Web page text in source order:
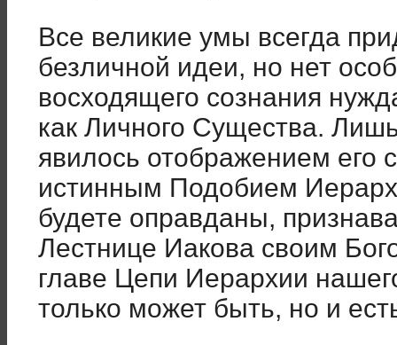
Все великие умы всегда
безличной идеи, но нет
восходящего сознания
как Личного Существа.
явилось отображением его
истинным Подобием
будете оправданы,
Лестнице Иакова своим
главе Цепи Иерархии
только может быть, но и